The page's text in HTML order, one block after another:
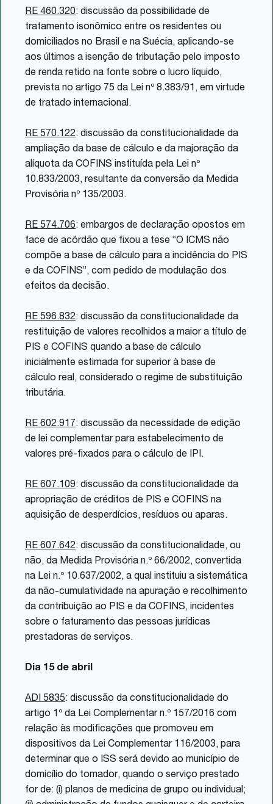
RE 460.320: discussão da possibilidade de
tratamento isonômico entre os residentes ou
domiciliados no Brasil e na Suécia, aplicando-se
aos últimos a isenção de tributação pelo imposto
de renda retido na fonte sobre o lucro líquido,
prevista no artigo 75 da Lei nº 8.383/91, em virtude
de tratado internacional.
RE 570.122: discussão da constitucionalidade da
ampliação da base de cálculo e da majoração da
alíquota da COFINS instituída pela Lei nº
10.833/2003, resultante da conversão da Medida
Provisória nº 135/2003.
RE 574.706: embargos de declaração opostos em
face de acórdão que fixou a tese “O ICMS não
compõe a base de cálculo para a incidência do PIS
e da COFINS”, com pedido de modulação dos
efeitos da decisão.
RE 596.832: discussão da constitucionalidade da
restituição de valores recolhidos a maior a título de
PIS e COFINS quando a base de cálculo
inicialmente estimada for superior à base de
cálculo real, considerado o regime de substituição
tributária.
RE 602.917: discussão da necessidade de edição
de lei complementar para estabelecimento de
valores pré-fixados para o cálculo de IPI.
RE 607.109: discussão da constitucionalidade da
apropriação de créditos de PIS e COFINS na
aquisição de desperdícios, resíduos ou aparas.
RE 607.642: discussão da constitucionalidade, ou
não, da Medida Provisória n.º 66/2002, convertida
na Lei n.º 10.637/2002, a qual instituiu a sistemática
da não-cumulatividade na apuração e recolhimento
da contribuição ao PIS e da COFINS, incidentes
sobre o faturamento das pessoas jurídicas
prestadoras de serviços.
Dia 15 de abril
ADI 5835: discussão da constitucionalidade do
artigo 1º da Lei Complementar n.º 157/2016 com
relação às modificações que promoveu em
dispositivos da Lei Complementar 116/2003, para
determinar que o ISS será devido ao município de
domicílio do tomador, quando o serviço prestado
for de: (i) planos de medicina de grupo ou individual;